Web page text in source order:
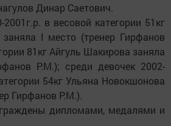
Динар Саетович.
в весовой категории 51кг
I место (тренер Гирфанов
81кг Айгуль Шакирова заняла
Р.М.); среди девочек 2002-
54кг Ульяна Новокшонова
Гирфанов Р.М.).
дипломами, медалями и